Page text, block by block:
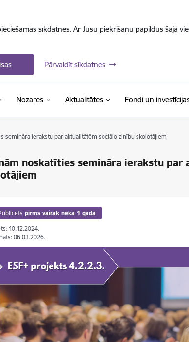
sīkdatnes. Ar Jūsu piekrišanu papildus šajā
Pārvaldīt sīkdatnes
Nozares Aktualitātes Fondi un
semināra ierakstu par aktualitātēm sociālo zinību skolotājiem
noskatīties semināra ierakstu par
pirms vairāk nekā 1 gada
10.12.2024.
06.03.2026.